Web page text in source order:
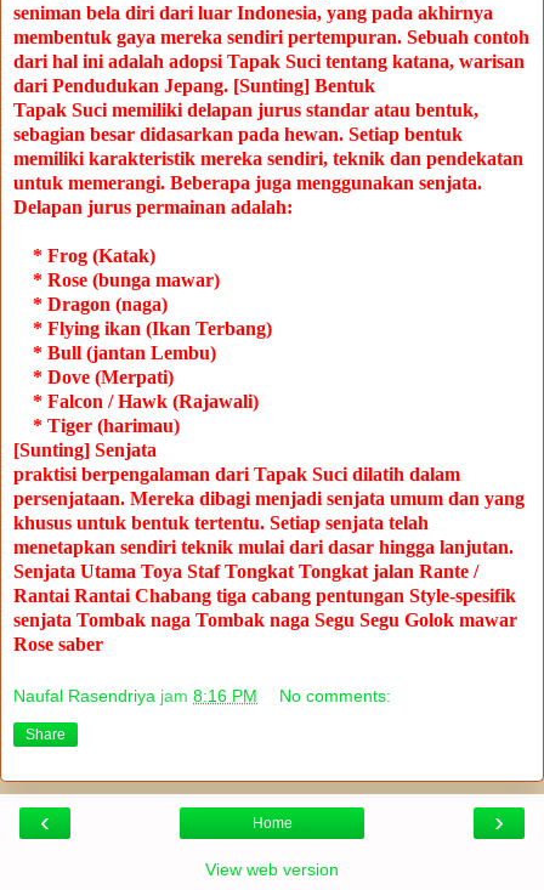
seniman bela diri dari luar Indonesia, yang pada akhirnya
membentuk gaya mereka sendiri pertempuran. Sebuah contoh
dari hal ini adalah adopsi Tapak Suci tentang katana, warisan
dari Pendudukan Jepang. [Sunting] Bentuk
Tapak Suci memiliki delapan jurus standar atau bentuk,
sebagian besar didasarkan pada hewan. Setiap bentuk
memiliki karakteristik mereka sendiri, teknik dan pendekatan
untuk memerangi. Beberapa juga menggunakan senjata.
Delapan jurus permainan adalah:
* Frog (Katak)
* Rose (bunga mawar)
* Dragon (naga)
* Flying ikan (Ikan Terbang)
* Bull (jantan Lembu)
* Dove (Merpati)
* Falcon / Hawk (Rajawali)
* Tiger (harimau)
[Sunting] Senjata
praktisi berpengalaman dari Tapak Suci dilatih dalam
persenjataan. Mereka dibagi menjadi senjata umum dan yang
khusus untuk bentuk tertentu. Setiap senjata telah
menetapkan sendiri teknik mulai dari dasar hingga lanjutan.
Senjata Utama Toya StafTongkat Tongkat jalan Rante /
Rantai Rantai Chabang tiga cabang pentungan Style-spesifik
senjata Tombak naga Tombak naga Segu Segu Golok mawar
Rose saber
Naufal Rasendriya jam 8:16 PM No comments:
Share
‹ ›
Home
View web version